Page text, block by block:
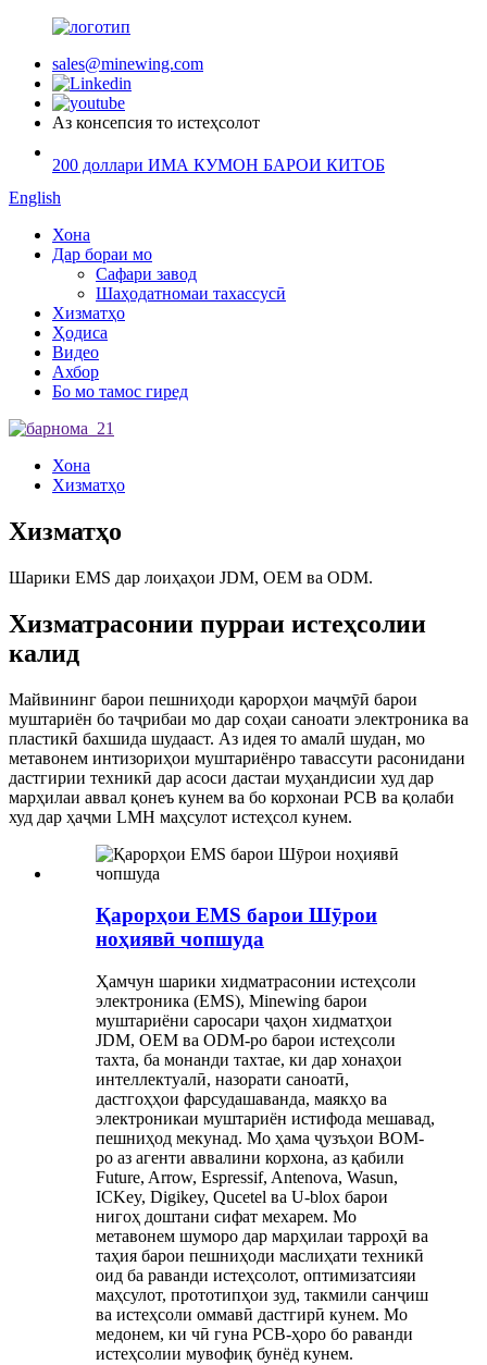
sales@minewing.com
Аз консепсия то истеҳсолот
200 доллари ИМА КУМОН БАРОИ КИТОБ
English
Хона
Дар бораи мо
Сафари завод
Шаҳодатномаи тахассусӣ
Хизматҳо
Ҳодиса
Видео
Ахбор
Бо мо тамос гиред
Хона
Хизматҳо
Хизматҳо
Шарики EMS дар лоиҳаҳои JDM, OEM ва ODM.
Хизматрасонии пурраи истеҳсолии
калид
Майвининг барои пешниҳоди қарорҳои маҷмӯӣ барои
муштариён бо таҷрибаи мо дар соҳаи саноати электроника ва
пластикӣ бахшида шудааст. Аз идея то амалӣ шудан, мо
метавонем интизориҳои муштариёнро тавассути расонидани
дастгирии техникӣ дар асоси дастаи муҳандисии худ дар
марҳилаи аввал қонеъ кунем ва бо корхонаи PCB ва қолаби
худ дар ҳаҷми LMH маҳсулот истеҳсол кунем.
Қарорҳои EMS барои Шӯрои
ноҳиявӣ чопшуда
Ҳамчун шарики хидматрасонии истеҳсоли
электроника (EMS), Minewing барои
муштариёни саросари ҷаҳон хидматҳои
JDM, OEM ва ODM-ро барои истеҳсоли
тахта, ба монанди тахтае, ки дар хонаҳои
интеллектуалӣ, назорати саноатӣ,
дастгоҳҳои фарсудашаванда, маякҳо ва
электроникаи муштариён истифода мешавад,
пешниҳод мекунад. Мо ҳама ҷузъҳои BOM-
ро аз агенти аввалини корхона, аз қабили
Future, Arrow, Espressif, Antenova, Wasun,
ICKey, Digikey, Qucetel ва U-blox барои
нигоҳ доштани сифат мехарем. Мо
метавонем шуморо дар марҳилаи тарроҳӣ ва
таҳия барои пешниҳоди маслиҳати техникӣ
оид ба раванди истеҳсолот, оптимизатсияи
маҳсулот, прототипҳои зуд, такмили санҷиш
ва истеҳсоли оммавӣ дастгирӣ кунем. Мо
медонем, ки чӣ гуна PCB-ҳоро бо раванди
истеҳсолии мувофиқ бунёд кунем.